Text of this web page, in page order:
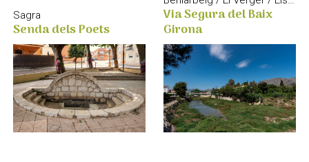
Sagra
Senda dels Poets
Via Segura del Baix
Girona